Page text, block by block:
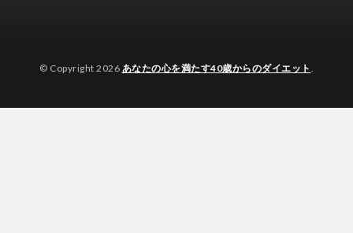
© Copyright 2026 あなたの心を満たす40歳からのダイエット .